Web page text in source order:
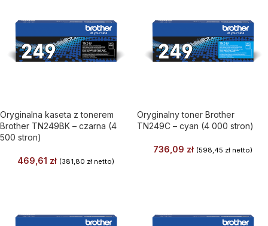
Oryginalna kaseta z tonerem
Brother TN249BK – czarna (4
500 stron)
469,61 zł (381,80 złnetto)
Oryginalny toner Brother
TN249C – cyan (4 000 stron)
736,09 zł (598,45 złnetto)